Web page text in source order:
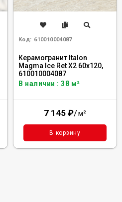
Код: 610010004087
Керамогранит Italon
Magma Ice Ret X2 60x120,
610010004087
В наличии : 38 м²
7 145 ₽/м²
В корзину